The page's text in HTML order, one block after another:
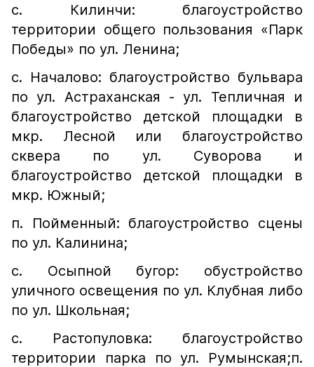
с. Килинчи: благоустройство
территории общего пользования «Парк
Победы» по ул. Ленина;
с. Началово: благоустройство бульвара
по ул. Астраханская - ул. Тепличная и
благоустройство детской площадки в
мкр. Лесной или благоустройство
сквера по ул. Суворова и
благоустройство детской площадки в
мкр. Южный;
п. Пойменный: благоустройство сцены
по ул. Калинина;
с. Осыпной бугор: обустройство
уличного освещения по ул. Клубная либо
по ул. Школьная;
с. Растопуловка: благоустройство
территории парка по ул. Румынская;п.